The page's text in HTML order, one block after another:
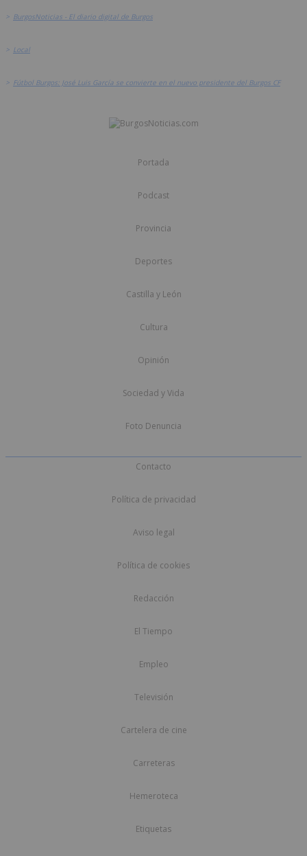
> BurgosNoticias - El diario digital de Burgos
> Local
> Fútbol Burgos: José Luis García se convierte en el nuevo presidente del Burgos CF
Portada
Podcast
Provincia
Deportes
Castilla y León
Cultura
Opinión
Sociedad y Vida
Foto Denuncia
Contacto
Política de privacidad
Aviso legal
Política de cookies
Redacción
El Tiempo
Empleo
Televisión
Cartelera de cine
Carreteras
Hemeroteca
Etiquetas